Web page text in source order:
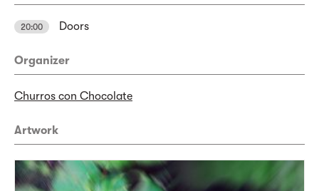
20:00 Doors
Organizer
Churros con Chocolate
Artwork